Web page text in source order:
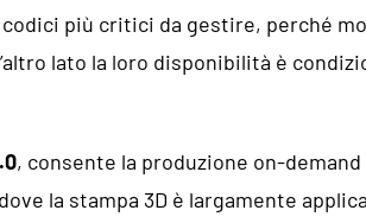
più critici da gestire, perché
lato la loro disponibilità è
, consente la produzione on-
la stampa 3D è largamente